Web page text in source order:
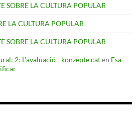
SOBRE LA CULTURA POPULAR
LA CULTURA POPULAR
SOBRE LA CULTURA POPULAR
2: L'avaluació - konzepte.caten Esa